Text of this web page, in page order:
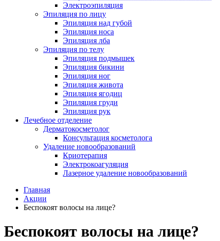
Электроэпиляция
Эпиляция по лицу
Эпиляция над губой
Эпиляция носа
Эпиляция лба
Эпиляция по телу
Эпиляция подмышек
Эпиляция бикини
Эпиляция ног
Эпиляция живота
Эпиляция ягодиц
Эпиляция груди
Эпиляция рук
Лечебное отделение
Дерматокосметолог
Консультация косметолога
Удаление новообразований
Криотерапия
Электрокоагуляция
Лазерное удаление новообразований
Главная
Акции
Беспокоят волосы на лице?
Беспокоят волосы на лице?